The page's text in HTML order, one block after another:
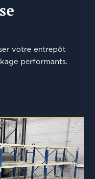
votre entrepôt
performants.